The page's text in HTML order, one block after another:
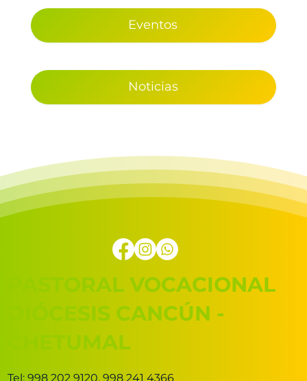
Eventos
Noticias
PASTORAL VOCACIONAL
DIÓCESIS CANCÚN -
CHETUMAL
Tel: 998 202 9120. 998 241 4366